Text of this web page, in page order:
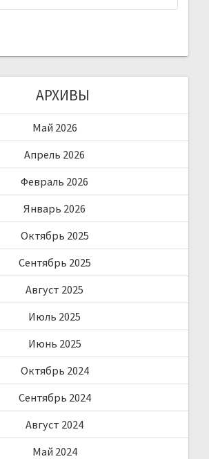
АРХИВЫ
Май 2026
Апрель 2026
Февраль 2026
Январь 2026
Октябрь 2025
Сентябрь 2025
Август 2025
Июль 2025
Июнь 2025
Октябрь 2024
Сентябрь 2024
Август 2024
Май 2024